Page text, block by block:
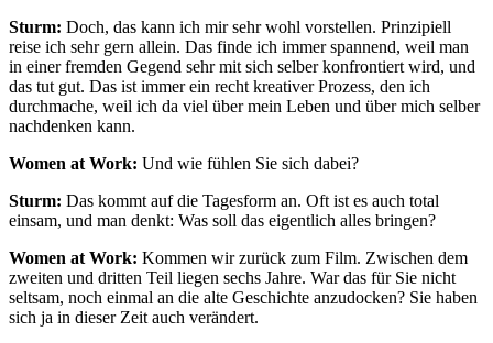
Sturm: Doch, das kann ich mir sehr wohl vorstellen. Prinzipiell
reise ich sehr gern allein. Das finde ich immer spannend, weil man
in einer fremden Gegend sehr mit sich selber konfrontiert wird, und
das tut gut. Das ist immer ein recht kreativer Prozess, den ich
durchmache, weil ich da viel über mein Leben und über mich selber
nachdenken kann.
Women at Work: Und wie fühlen Sie sich dabei?
Sturm: Das kommt auf die Tagesform an. Oft ist es auch total
einsam, und man denkt: Was soll das eigentlich alles bringen?
Women at Work: Kommen wir zurück zum Film. Zwischen dem
zweiten und dritten Teil liegen sechs Jahre. War das für Sie nicht
seltsam, noch einmal an die alte Geschichte anzudocken? Sie haben
sich ja in dieser Zeit auch verändert.